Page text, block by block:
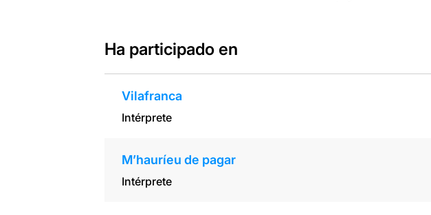
Ha participado en
Vilafranca
Intérprete
M’hauríeu de pagar
Intérprete